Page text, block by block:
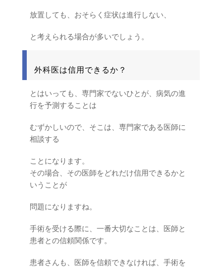
放置しても、おそらく症状は進行しない、
と考えられる場合が多いでしょう。
外科医は信用できるか？
とはいっても、専門家でないひとが、病気の進
行を予測することは
むずかしいので、そこは、専門家である医師に
相談する
ことになります。
その場合、その医師をどれだけ信用できるかと
いうことが
問題になりますね。
手術を受ける際に、一番大切なことは、医師と
患者との信頼関係です。
患者さんも、医師を信頼できなければ、手術を